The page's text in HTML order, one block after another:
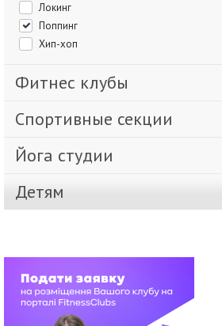
Локинг
Поппинг
Хип-хоп
Фитнес клубы
Спортивные секции
Йога студии
Детям